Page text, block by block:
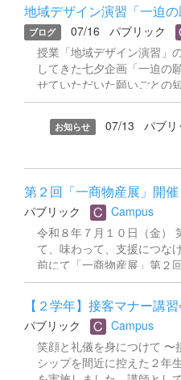
に向けて研究に取り組んで
て提出した報告書です。 資
（PDF報告書）の著作権は
研究部および宮城県築館高
属します。 ・私的な閲覧
る場合は、出典（学校名・
ブログ 07/16 パブリック
授業「地域デザイン演習」
してきた七夕企画「一迫の
せていただいた願いごとの
ンパスに飾ります。 今回
・一迫保育所様 ・一迫幼稚園様 ・一迫小学校様 ・栗原西
中学校様 ・特別養護老人ホーム 山王様 の皆様にご協力を
では8/1まで短冊の回収を
生徒たちが短冊や笹の飾り
これから、地域の皆様の願
す。 短冊の展示は7月24日
スの校舎外にて公開します
ャンパスの開催日でもあり
せてご覧いただけます。 地
飾り、ぜひ見にいらしてく
お知らせ 07/13 パブリ
第２回「一商物産展」開催
パブリック
Campus
令和８年７月１０日（金
て、味わって、支援につな
前にて「一商物産展」第２
14:30〜17:30と例年よりも
に立ち寄るお客様にも能登
夫しました。夕方になるに
たちは閉会まで元気いっぱ
地震の復興支援を目的とし
をはじめ、各地のこだわり
【２学年】接客マナー講
パブリック
Campus
笑顔と礼儀を身につけて 〜
シップを間近に控えた２年